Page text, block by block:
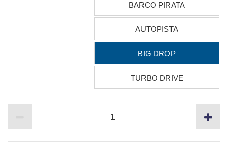
BARCO PIRATA
AUTOPISTA
BIG DROP
TURBO DRIVE